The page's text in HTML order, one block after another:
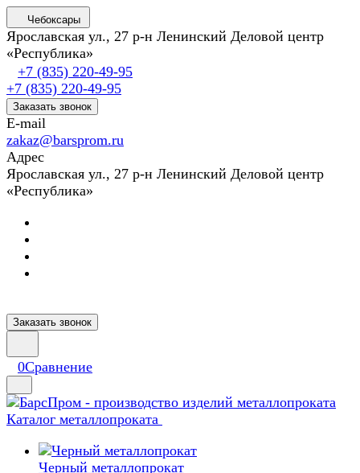
Чебоксары
Ярославская ул., 27 р-н Ленинский Деловой центр
«Республика»
+7 (835) 220-49-95
+7 (835) 220-49-95
Заказать звонок
E-mail
zakaz@barsprom.ru
Адрес
Ярославская ул., 27 р-н Ленинский Деловой центр
«Республика»
Заказать звонок
0Сравнение
Каталог металлопроката
Черный металлопрокат